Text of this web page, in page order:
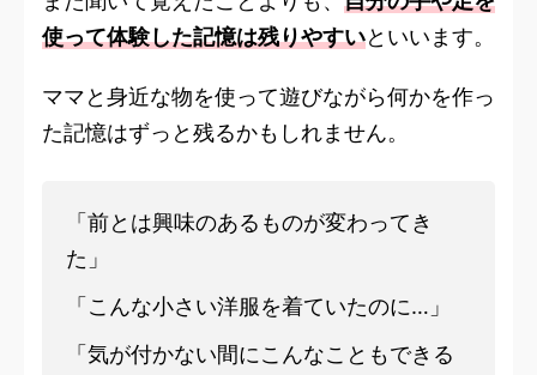
使って体験した記憶は残りやすいといいます。
ママと身近な物を使って遊びながら何かを作っ
た記憶はずっと残るかもしれません。
「前とは興味のあるものが変わってき
た」
「こんな小さい洋服を着ていたのに…」
「気が付かない間にこんなこともできる